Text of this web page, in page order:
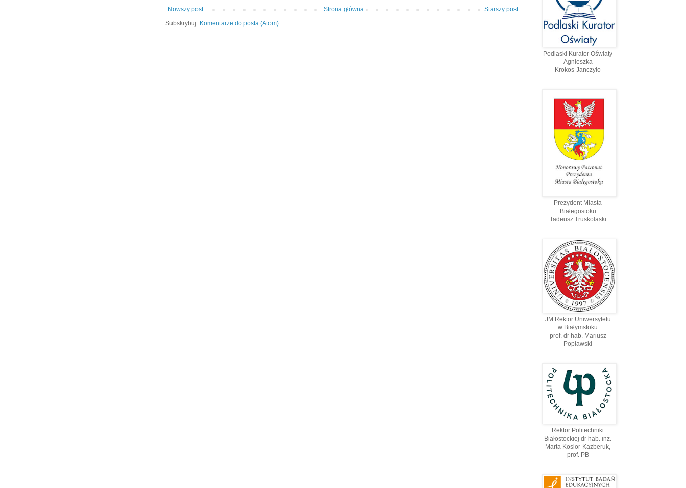
Nowszy post Starszy post
Strona główna
Subskrybuj: Komentarze do posta (Atom)
Podlaski Kurator Oświaty
Agnieszka
Krokos-Janczyło
Prezydent Miasta
Białegostoku
Tadeusz Truskolaski
JM Rektor Uniwersytetu
w Białymstoku
prof. dr hab. Mariusz
Popławski
Rektor Politechniki
Białostockiej dr hab. inż.
Marta Kosior-Kazberuk,
prof. PВ